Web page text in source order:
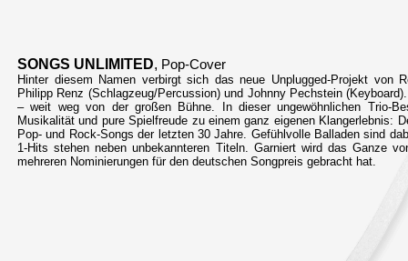
SONGS UNLIMITED, Pop-Cover
Hinter diesem Namen verbirgt sich das neue Unplugged-Projekt von
Philipp Renz (Schlagzeug/Percussion) und Johnny Pechstein
– weit weg von der großen Bühne. In dieser ungewöhnlichen Trio-
Musikalität und pure Spielfreude zu einem ganz eigenen Klangerlebnis:
Pop- und Rock-Songs der letzten 30 Jahre. Gefühlvolle Balladen sind
1-Hits stehen neben unbekannteren Titeln. Garniert wird das Ganze
mehreren Nominierungen für den deutschen Songpreis gebracht hat.